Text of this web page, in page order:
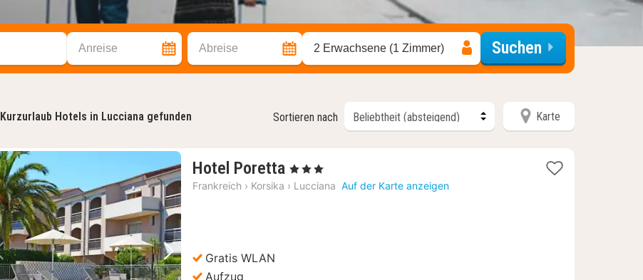
Anreise Abreise 2 Erwachsene (1 Zimmer) Suchen
Kurzurlaub Hotels in Lucciana gefunden Sortieren nach Karte
Vorheriges Bild Nächstes Bild
Hotel Poretta 1
Nacht
, 3 Sterne
Frankreich › Korsika › Lucciana Auf der Karte anzeigen
Gratis WLAN
Aufzug